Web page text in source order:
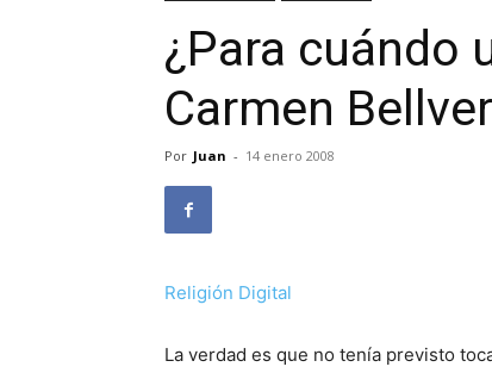
¿Para cuándo
Carmen Bellver
Por Juan - 14 enero 2008
Religión Digital
La verdad es que no tenía previsto